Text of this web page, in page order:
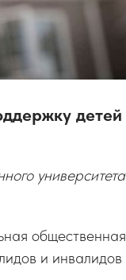
детей
университета
общественная
и инвалидов